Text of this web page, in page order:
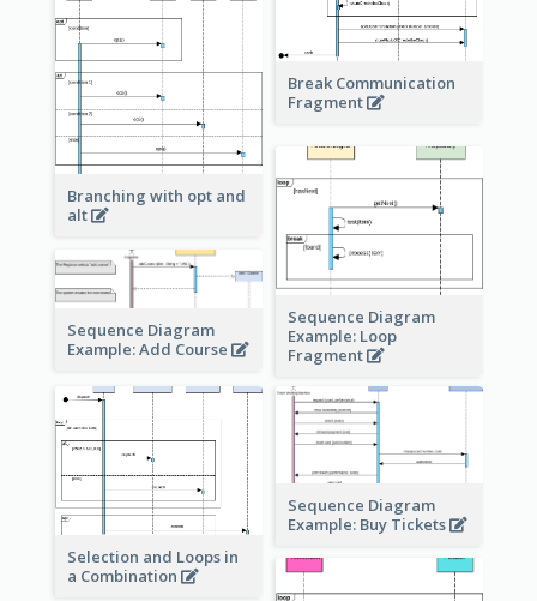
Break Communication
Fragment
Branching with opt and
alt
Sequence Diagram
Example: Loop
Fragment
Sequence Diagram
Example: Add Course
Selection and Loops in
a Combination
Sequence Diagram
Example: Buy Tickets